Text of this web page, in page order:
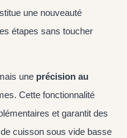
une nouveauté
étapes sans toucher
une précision au
Cette fonctionnalité
et garantit des
cuisson sous vide basse